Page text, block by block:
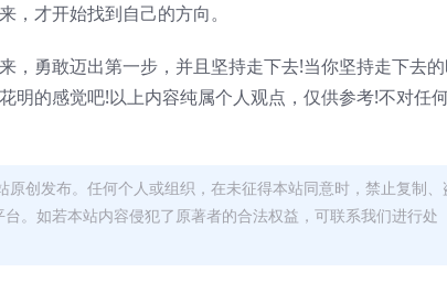
才开始找到自己的方向。
，勇敢迈出第一步，并且坚持走下去!当你坚持走下去
明的感觉吧!以上内容纯属个人观点，仅供参考!不对任
创发布。任何个人或组织，在未征得本站同意时，禁止复制、
。如若本站内容侵犯了原著者的合法权益，可联系我们进行处